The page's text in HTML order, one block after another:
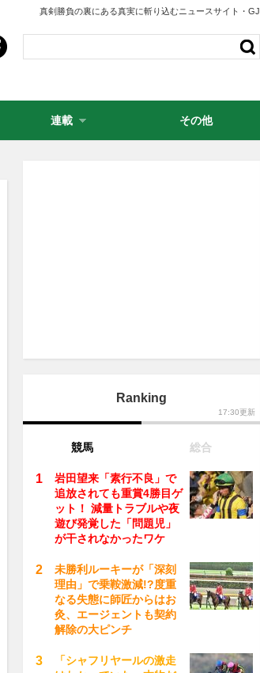
真剣勝負の裏にある真実に斬り込むニュースサイト・GJ
Ranking
17:30更新
競馬 総合
岩田望来「素行不良」で
追放されても重賞4勝目ゲ
ット！ 減量トラブルや夜
遊び発覚した「問題児」
が干されなかったワケ
未勝利ルーキーが「深刻
理由」で乗鞍激減!?度重
なる失態に師匠からはお
灸、エージェントも契約
解除の大ピンチ
「シャフリヤールの激走
連載 その他